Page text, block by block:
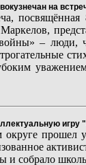
на
Маркелов,
– люди,
игру
прошел
собрало